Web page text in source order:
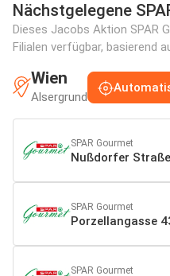
Nächstgelegene
Dieses Jacobs Aktion SPAR
Filialen verfügbar, basierend
Wien
Alsergrund
SPAR Gourmet
Nußdorfer
SPAR Gourmet
Porzellangasse
SPAR Gourmet